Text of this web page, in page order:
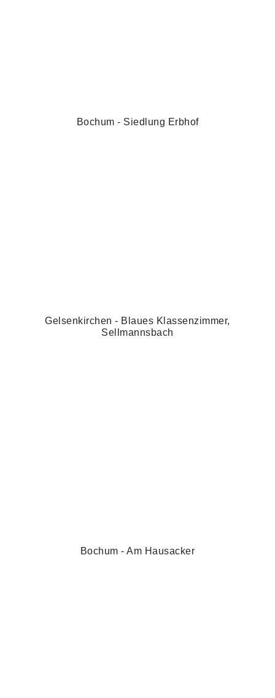
Bochum - Siedlung Erbhof
Gelsenkirchen - Blaues Klassenzimmer,
Sellmannsbach
Bochum - Am Hausacker